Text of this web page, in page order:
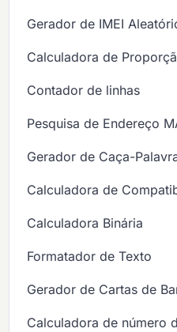
Gerador de IMEI
Calculadora de
Contador de linhas
Pesquisa de Endereço
Gerador de Caça-
Calculadora de
Calculadora Binária
Formatador de Texto
Gerador de Cartas de
Calculadora de número